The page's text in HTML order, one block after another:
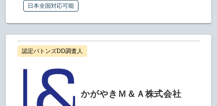
日本全国対応可能
認定バトンズDD調査人
かがやきＭ＆Ａ株式会社